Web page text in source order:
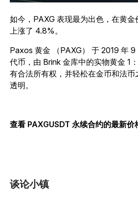
如今，PAXG 表现最为出色，在黄
上涨了 4.8%。
Paxos 黄金 （PAXG） 于 2019 年
代币，由 Brink 金库中的实物黄金 1
有合法所有权，并轻松在金币和法
透明。
查看 PAXGUSDT 永续合约的最新价
谈论小镇